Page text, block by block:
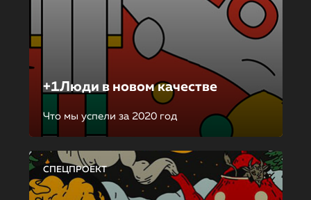
+1Люди в новом качестве
Что мы успели за 2020 год
СПЕЦПРОЕКТ